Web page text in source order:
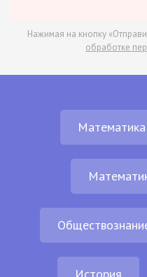
Нажимая на кнопку
обработке
История